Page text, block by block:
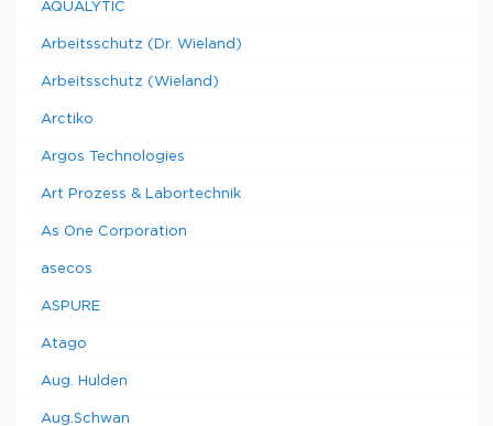
AQUALYTIC
Arbeitsschutz (Dr. Wieland)
Arbeitsschutz (Wieland)
Arctiko
Argos Technologies
Art Prozess & Labortechnik
As One Corporation
asecos
ASPURE
Atago
Aug. Hulden
Aug.Schwan